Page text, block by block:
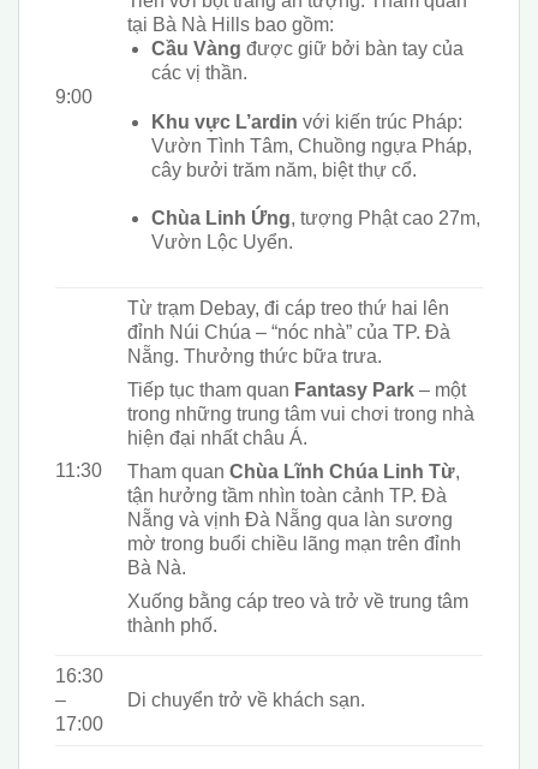
9:00
tại Bà Nà Hills bao gồm:
Cầu Vàng được giữ bởi bàn tay của
các vị thần.
Khu vực L’ardin với kiến trúc Pháp:
Vườn Tình Tâm, Chuồng ngựa Pháp,
cây bưởi trăm năm, biệt thự cổ.
Chùa Linh Ứng, tượng Phật cao 27m,
Vườn Lộc Uyển.
11:30
Từ trạm Debay, đi cáp treo thứ hai lên
đỉnh Núi Chúa – “nóc nhà” của TP. Đà
Nẵng. Thưởng thức bữa trưa.
Tiếp tục tham quan Fantasy Park– một
trong những trung tâm vui chơi trong nhà
hiện đại nhất châu Á.
Tham quan Chùa Lĩnh Chúa Linh Từ,
tận hưởng tầm nhìn toàn cảnh TP. Đà
Nẵng và vịnh Đà Nẵng qua làn sương
mờ trong buổi chiều lãng mạn trên đỉnh
Bà Nà.
Xuống bằng cáp treo và trở về trung tâm
thành phố.
16:30
–
17:00
Di chuyển trở về khách sạn.